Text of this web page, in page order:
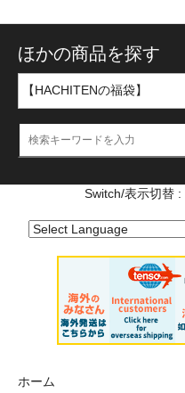
ほかの商品を探す
Switch/表示切替 :
ホーム